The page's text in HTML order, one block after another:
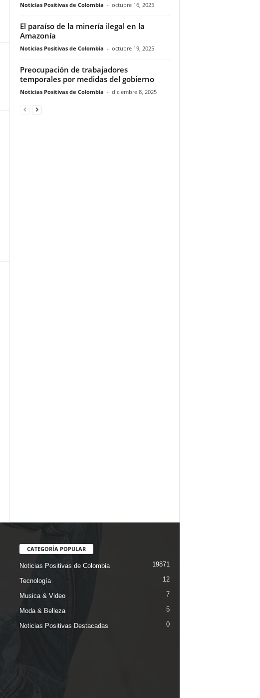
Noticias Positivas de Colombia - octubre 16, 2025
El paraíso de la minería ilegal en la
Amazonía
Noticias Positivas de Colombia - octubre 19, 2025
Preocupación de trabajadores
temporales por medidas del gobierno
Noticias Positivas de Colombia - diciembre 8, 2025
CATEGORÍA POPULAR
Noticias Positivas de Colombia 19871
Tecnología 12
Musica & Video 7
Moda & Belleza 5
Noticias Positivas Destacadas 0